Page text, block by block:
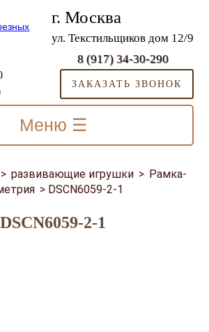
г. Москва
ул. Текстильщиков дом 12/9
8 (917) 34-30-290
ЗАКАЗАТЬ ЗВОНОК
Меню ☰
> развивающие игрушки > Рамка-
> DSCN6059-2-1
DSCN6059-2-1